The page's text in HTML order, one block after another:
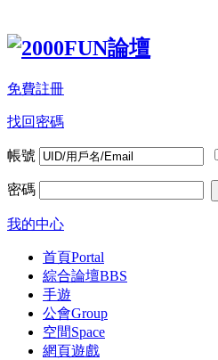
免費註冊
找回密碼
帳號
密碼
我的中心
首頁Portal
綜合論壇BBS
手遊
公會Group
空間Space
網頁遊戲